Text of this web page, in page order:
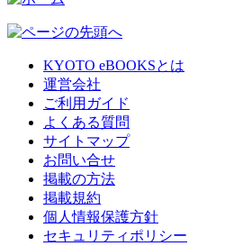
KYOTO eBOOKSとは
運営会社
ご利用ガイド
よくある質問
サイトマップ
お問い合せ
掲載の方法
掲載規約
個人情報保護方針
セキュリティポリシー